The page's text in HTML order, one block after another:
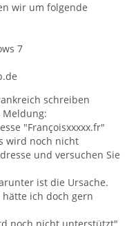
wir um folgende
7
schreiben
"Françoisxxxxx.fr"
wird noch nicht
und versuchen Sie
ist die Ursache.
ich doch gern